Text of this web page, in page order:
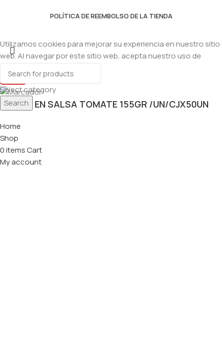
POLÍTICA DE REEMBOLSO DE LA TIENDA
Select category
Search
Utilizamos cookies para mejorar su experiencia en nuestro sitio
web. Al navegar por este sitio web, acepta nuestro uso de
Accept
TINAPA EN SALSA TOMATE 155GR /UN/CJX50UN
Home
Shop
0itemsCart
My account